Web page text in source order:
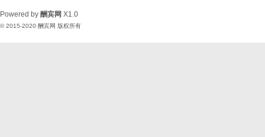
Powered by 酬宾网 X1.0
© 2015-2020 酬宾网 版权所有